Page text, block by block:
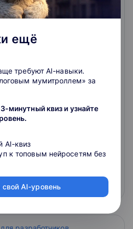
Excel
но есть понимание: "Мою
и ускорить!"
к знакомым "гуру
ещё
требуют AI-навыки.
мумитроллем» за
минутный квиз и узнайте
AI-квиз
к топовым нейросетям без
свой AI-уровень